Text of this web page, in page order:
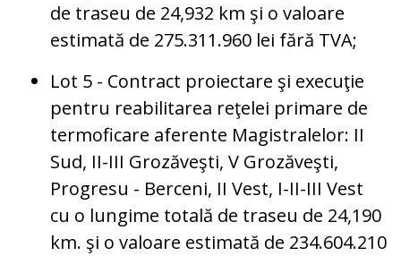
de traseu de 24,932 km şi o valoare
estimată de 275.311.960 lei fără TVA;
Lot 5 - Contract proiectare şi execuţie
pentru reabilitarea reţelei primare de
termoficare aferente Magistralelor: II
Sud, II-III Grozăveşti, V Grozăveşti,
Progresu - Berceni, II Vest, I-II-III Vest
cu o lungime totală de traseu de 24,190
km. şi o valoare estimată de 234.604.210